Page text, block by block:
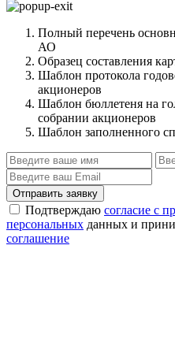
Полный перечень
АО
Образец составления
Шаблон протокола
акционеров
Шаблон бюллетеня на
собрании акционеров
Шаблон заполненного
Отправить заявку
Подтверждаю согласие с
персональных данных и
соглашение